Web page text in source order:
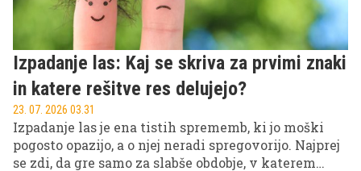
Izpadanje las: Kaj se skriva za prvimi znaki
in katere rešitve res delujejo?
23. 07. 2026 03.31
Izpadanje las je ena tistih sprememb, ki jo moški
pogosto opazijo, a o njej neradi spregovorijo. Najprej
se zdi, da gre samo za slabše obdobje, v katerem